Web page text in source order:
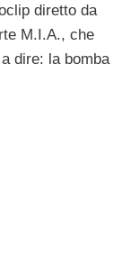
diretto da
M.I.A., che
dire: la bomba